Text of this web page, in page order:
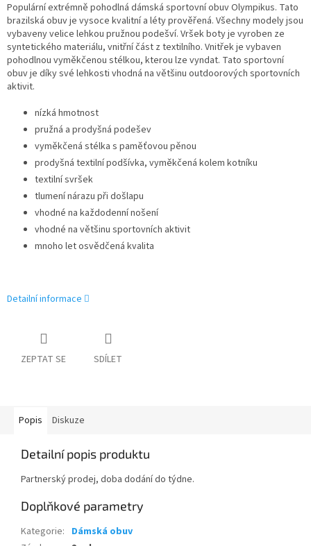
Populární extrémně pohodlná dámská sportovní obuv Olympikus. Tato
brazilská obuv je vysoce kvalitní a léty prověřená. Všechny modely jsou
vybaveny velice lehkou pružnou podešví. Vršek boty je vyroben ze
syntetického materiálu, vnitřní část z textilního. Vnitřek je vybaven
pohodlnou vyměkčenou stélkou, kterou lze vyndat. Tato sportovní
obuv je díky své lehkosti vhodná na většinu outdoorových sportovních
aktivit.
nízká hmotnost
pružná a prodyšná podešev
vyměkčená stélka s paměťovou pěnou
prodyšná textilní podšívka, vyměkčená kolem kotníku
textilní svršek
tlumení nárazu při došlapu
vhodné na každodenní nošení
vhodné na většinu sportovních aktivit
mnoho let osvědčená kvalita
Detailní informace
ZEPTAT SE SDÍLET
Popis Diskuze
Detailní popis produktu
Partnerský prodej, doba dodání do týdne.
Doplňkové parametry
Kategorie: Dámská obuv